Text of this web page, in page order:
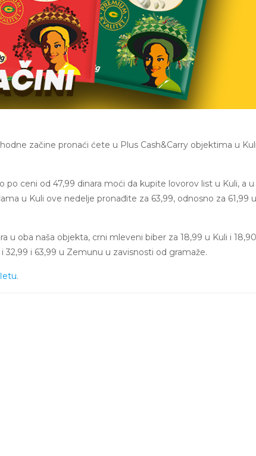
začine pronaći ćete u Plus Cash&Carry objektima u
ceni od 47,99 dinara moći da kupite lovorov list u Kuli, a u
u Kuli ove nedelje pronađite za 63,99, odnosno za 61,99 u
u oba naša objekta, crni mleveni biber za 18,99 u Kuli i
32,99 i 63,99 u Zemunu u zavisnosti od gramaže.
.